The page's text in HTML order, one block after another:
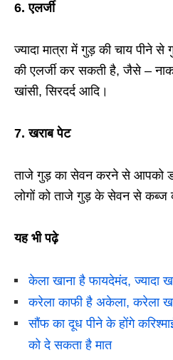
6. एलर्जी
ज्यादा मात्रा में गुड़ की चाय पीने
की एलर्जी कर सकती है, जैसे –
खांसी, सिरदर्द आदि।
7.खराब पेट
ताजे गुड़ का सेवन करने से आपको
लोगों को ताजे गुड़ के सेवन से कब्‍ज
यह भी पढ़े
केला खाना है फायदेमंद, ज्यादा
करेला काफी है अकेला, करेला
सौंफ का दूध पीने के होंगे
को दे सकता है मात